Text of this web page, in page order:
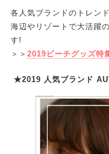
各人気ブランドのトレン
海辺やリゾートで大活躍
す!
＞＞ 2019ビーチグッズ特
★2019 人気ブランド